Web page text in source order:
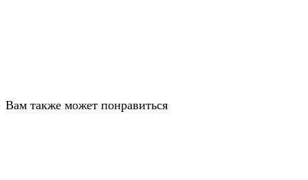
Вам также может понравиться